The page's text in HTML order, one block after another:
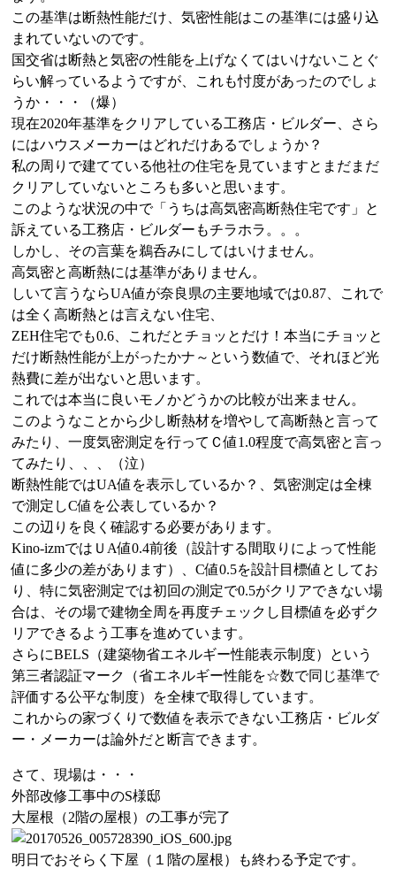
この基準は断熱性能だけ、気密性能はこの基準には盛り込
まれていないのです。
国交省は断熱と気密の性能を上げなくてはいけないことぐ
らい解っているようですが、これも忖度があったのでしょ
うか・・・（爆）
現在2020年基準をクリアしている工務店・ビルダー、さら
にはハウスメーカーはどれだけあるでしょうか？
私の周りで建てている他社の住宅を見ていますとまだまだ
クリアしていないところも多いと思います。
このような状況の中で「うちは高気密高断熱住宅です」と
訴えている工務店・ビルダーもチラホラ。。。
しかし、その言葉を鵜呑みにしてはいけません。
高気密と高断熱には基準がありません。
しいて言うならUA値が奈良県の主要地域では0.87、これで
は全く高断熱とは言えない住宅、
ZEH住宅でも0.6、これだとチョッとだけ！本当にチョッと
だけ断熱性能が上がったかナ～という数値で、それほど光
熱費に差が出ないと思います。
これでは本当に良いモノかどうかの比較が出来ません。
このようなことから少し断熱材を増やして高断熱と言って
みたり、一度気密測定を行ってＣ値1.0程度で高気密と言っ
てみたり、、、（泣）
断熱性能ではUA値を表示しているか？、気密測定は全棟
で測定しC値を公表しているか？
この辺りを良く確認する必要があります。
Kino-izmではＵA値0.4前後（設計する間取りによって性能
値に多少の差があります）、C値0.5を設計目標値としてお
り、特に気密測定では初回の測定で0.5がクリアできない場
合は、その場で建物全周を再度チェックし目標値を必ずク
リアできるよう工事を進めています。
さらにBELS（建築物省エネルギー性能表示制度）という
第三者認証マーク（省エネルギー性能を☆数で同じ基準で
評価する公平な制度）を全棟で取得しています。
これからの家づくりで数値を表示できない工務店・ビルダ
ー・メーカーは論外だと断言できます。
さて、現場は・・・
外部改修工事中のS様邸
大屋根（2階の屋根）の工事が完了
明日でおそらく下屋（１階の屋根）も終わる予定です。